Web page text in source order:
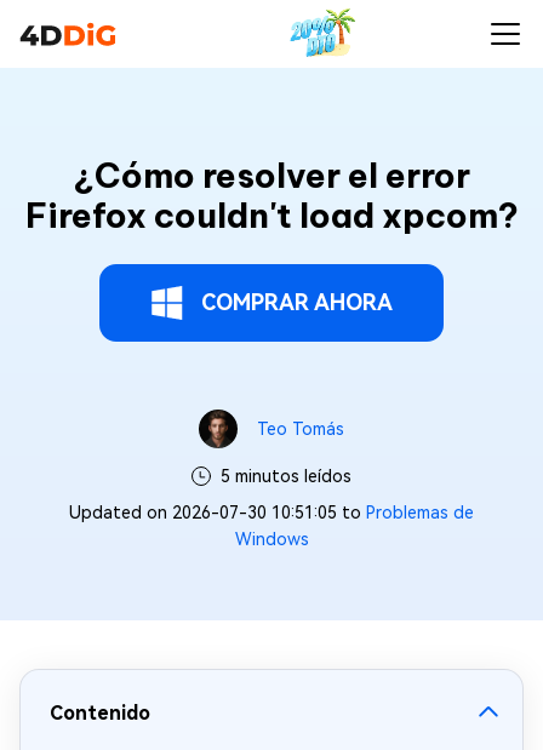
¿Cómo resolver el error
Firefox couldn't load xpcom?
COMPRAR AHORA
Teo Tomás
5 minutos leídos
Updated on 2026-07-30 10:51:05 to Problemas de
Windows
Contenido